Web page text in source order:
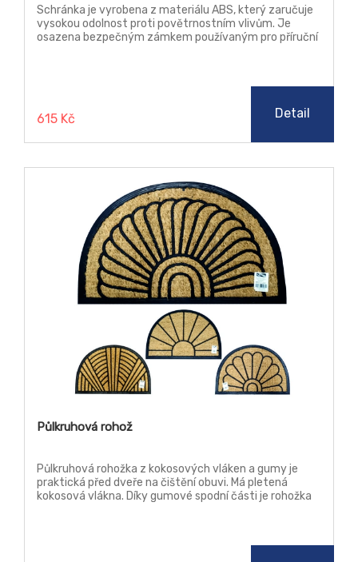
Schránka je vyrobena z materiálu ABS, který zaručuje
vysokou odolnost proti povětrnostním vlivům. Je
osazena bezpečným zámkem používaným pro příruční
615 Kč Detail
Půlkruhová rohož
Půlkruhová rohožka z kokosových vláken a gumy je
praktická před dveře na čištění obuvi. Má pletená
kokosová vlákna. Díky gumové spodní části je rohožka